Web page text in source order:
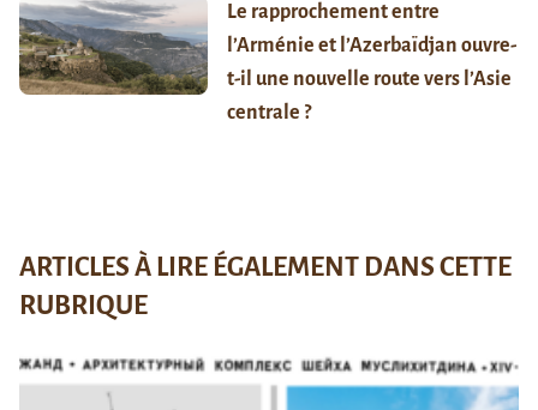
Le rapprochement entre
l’Arménie et l’Azerbaïdjan ouvre-
t-il une nouvelle route vers l’Asie
centrale ?
ARTICLES À LIRE ÉGALEMENT DANS CETTE
RUBRIQUE